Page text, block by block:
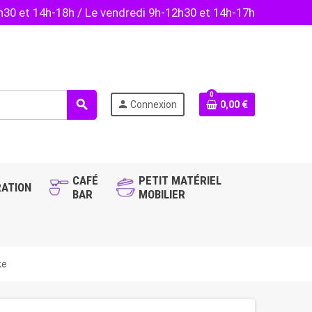
et 14h-18h / Le vendredi 9h-12h30 et 14h-17h
search person Connexion
0
0,00 €
CAFÉ
BAR
PETIT MATÉRIEL
MOBILIER